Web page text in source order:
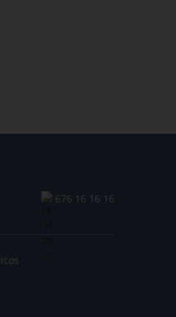
676 16 16 16